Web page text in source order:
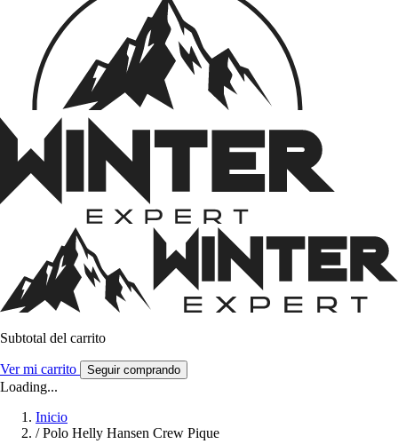
Subtotal del carrito
Ver mi carrito Seguir comprando
Loading...
Inicio
/ Polo Helly Hansen Crew Pique